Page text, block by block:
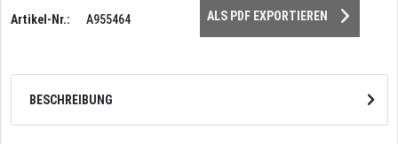
Artikel-Nr.: A955464 ALS PDF EXPORTIEREN
BESCHREIBUNG